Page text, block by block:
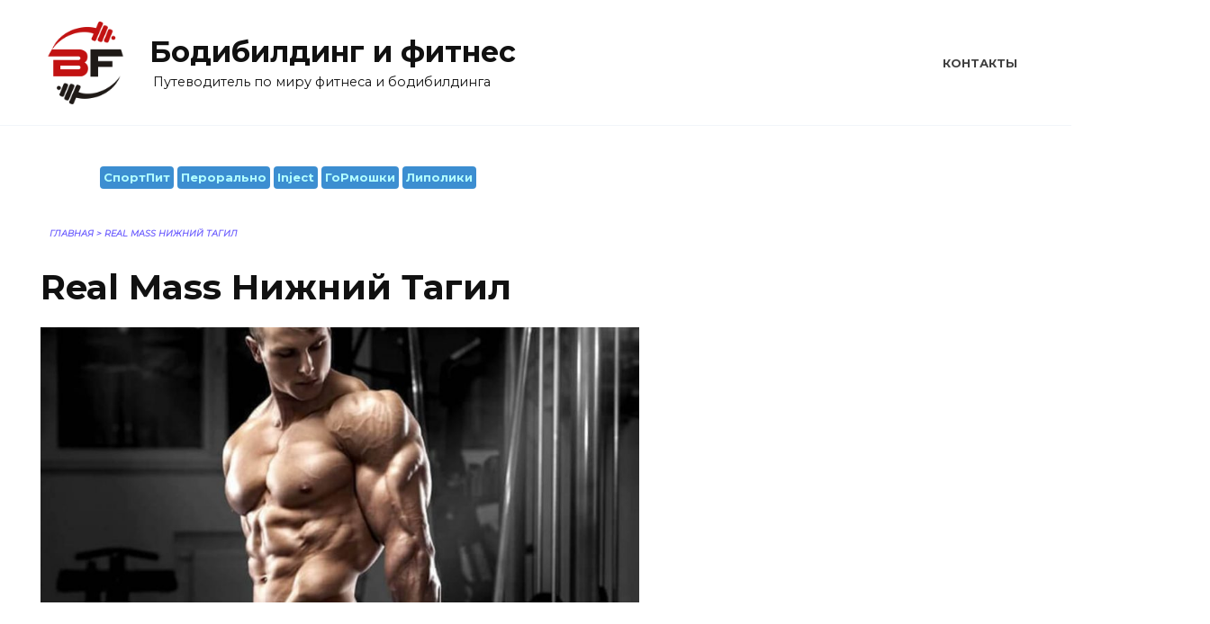
содержанию
Бодибилдинг и фитнес
Путеводитель по миру фитнеса и бодибилдинга
КОНТАКТЫ
СпортПит Перорально Inject ГоРмошки Липолики
ГЛАВНАЯ > REAL MASS НИЖНИЙ ТАГИЛ
Real Mass Нижний Тагил